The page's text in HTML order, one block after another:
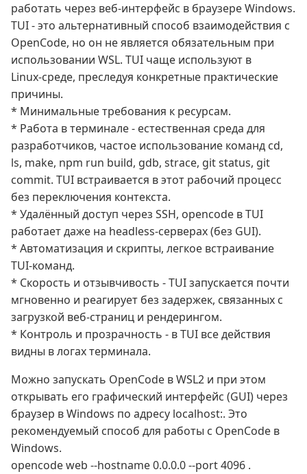
работать через веб-интерфейс в браузере Windows.
TUI - это альтернативный способ взаимодействия с
OpenCode, но он не является обязательным при
использовании WSL. TUI чаще используют в
Linux‑среде, преследуя конкретные практические
причины.
* Минимальные требования к ресурсам.
* Работа в терминале - естественная среда для
разработчиков, частое использование команд cd,
ls, make, npm run build, gdb, strace, git status, git
commit. TUI встраивается в этот рабочий процесс
без переключения контекста.
* Удалённый доступ через SSH, opencode в TUI
работает даже на headless‑серверах (без GUI).
* Автоматизация и скрипты, легкое встраивание
TUI‑команд.
* Скорость и отзывчивость - TUI запускается почти
мгновенно и реагирует без задержек, связанных с
загрузкой веб‑страниц и рендерингом.
* Контроль и прозрачность - в TUI все действия
видны в логах терминала.
Можно запускать OpenCode в WSL2 и при этом
открывать его графический интерфейс (GUI) через
браузер в Windows по адресу localhost:. Это
рекомендуемый способ для работы с OpenCode в
Windows.
opencode web --hostname 0.0.0.0 --port 4096 .